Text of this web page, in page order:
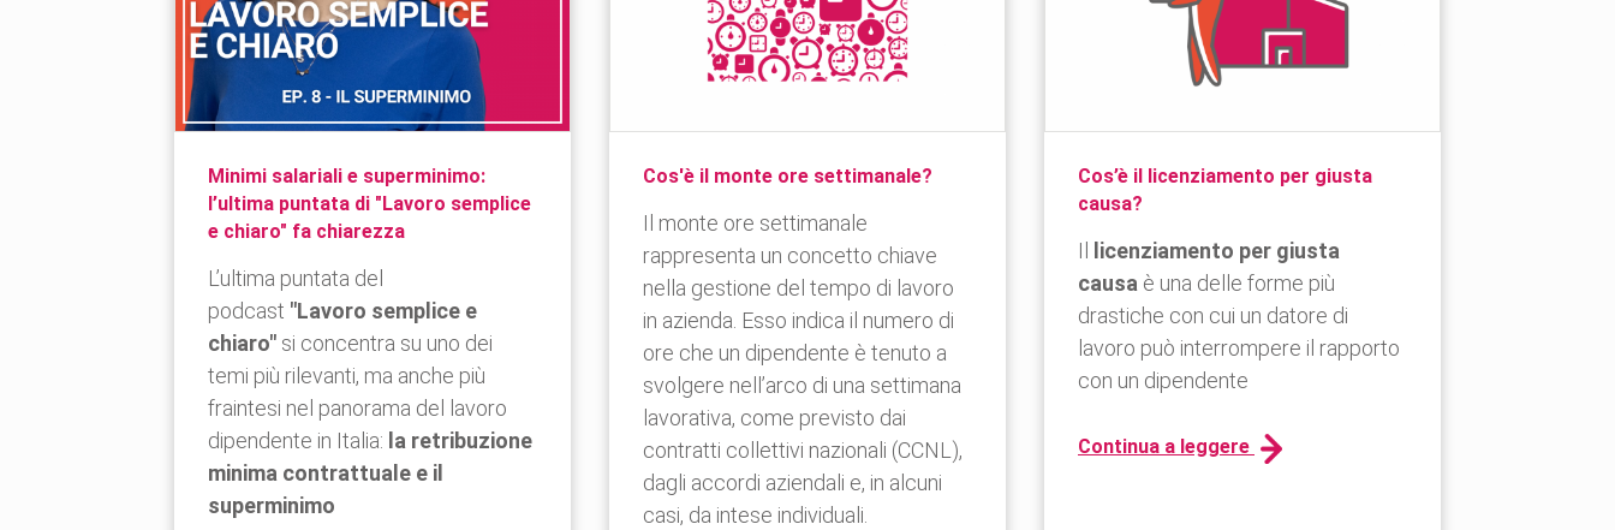
Minimi salariali e superminimo:
l’ultima puntata di "Lavoro semplice
e chiaro" fa chiarezza
L’ultima puntata del
podcast "Lavoro semplice e
chiaro" si concentra su uno dei
temi più rilevanti, ma anche più
fraintesi nel panorama del lavoro
dipendente in Italia: la retribuzione
minima contrattuale e il
superminimo
Cos'è il monte ore settimanale?
Il monte ore settimanale
rappresenta un concetto chiave
nella gestione del tempo di lavoro
in azienda. Esso indica il numero di
ore che un dipendente è tenuto a
svolgere nell’arco di una settimana
lavorativa, come previsto dai
contratti collettivi nazionali (CCNL),
dagli accordi aziendali e, in alcuni
casi, da intese individuali.
Cos’è il licenziamento per giusta
causa?
Il
licenziamento per giusta
causa è una delle forme più
drastiche con cui un datore di
lavoro può interrompere il rapporto
con un dipendente
Continua a leggere